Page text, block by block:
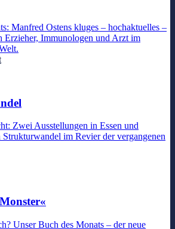
Manfred Ostens kluges – hochaktuelles –
Erzieher, Immunologen und Arzt im
Zwei Ausstellungen in Essen und
Strukturwandel im Revier der vergangenen
Unser Buch des Monats – der neue